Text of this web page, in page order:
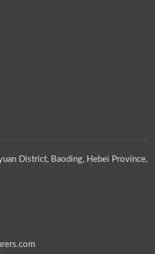
District, Baoding, Hebei Province,